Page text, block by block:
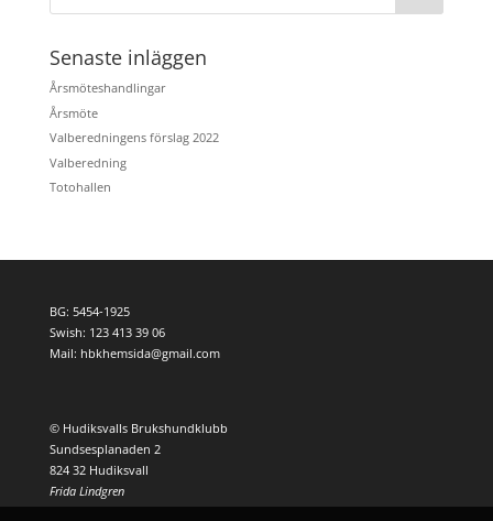
Senaste inläggen
Årsmöteshandlingar
Årsmöte
Valberedningens förslag 2022
Valberedning
Totohallen
BG: 5454-1925
Swish: 123 413 39 06
Mail: hbkhemsida@gmail.com
© Hudiksvalls Brukshundklubb
Sundsesplanaden 2
824 32 Hudiksvall
Frida Lindgren